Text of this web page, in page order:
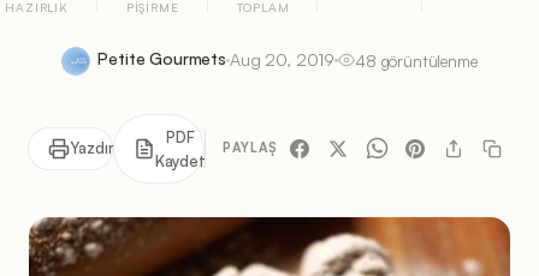
HAZIRLIK PIŞIRME TOPLAM
Petite Gourmets Aug 20, 2019 48 görüntülenme
Yazdır
PDF
Kaydet
PAYLAŞ